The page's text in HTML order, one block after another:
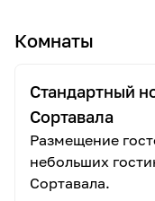
мажорными
Ладожском
При
внутренней
должны быть
Комнаты
Стандартный
Сортавала
Размещение
небольших
Сортавала.